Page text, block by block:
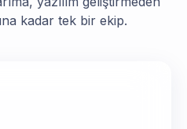
kadar tek bir ekip.